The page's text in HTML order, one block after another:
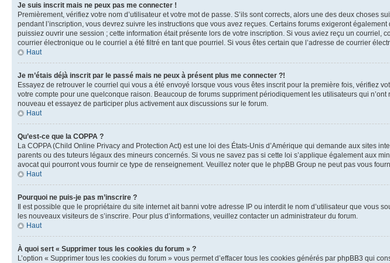
Je suis inscrit mais ne peux pas me connecter !
Premièrement, vérifiez votre nom d’utilisateur et votre mot de passe. S’ils sont corrects, alors une des deux
pendant l’inscription, vous devrez suivre les instructions que vous avez reçues. Certains forums exigeront
puissiez ouvrir une session ; cette information était présente lors de votre inscription. Si vous aviez reçu un
courrier électronique ou le courriel a été filtré en tant que pourriel. Si vous êtes certain que l’adresse de courrier
Haut
Je m’étais déjà inscrit par le passé mais ne peux à présent plus me connecter ?!
Essayez de retrouver le courriel qui vous a été envoyé lorsque vous vous êtes inscrit pour la première fois, vérifiez
votre compte pour une quelconque raison. Beaucoup de forums suppriment périodiquement les utilisateurs qui
nouveau et essayez de participer plus activement aux discussions sur le forum.
Haut
Qu’est-ce que la COPPA ?
La COPPA (Child Online Privacy and Protection Act) est une loi des États-Unis d’Amérique qui demande aux sites
parents ou des tuteurs légaux des mineurs concernés. Si vous ne savez pas si cette loi s’applique également aux
avocat qui pourront vous fournir ce type de renseignement. Veuillez noter que le phpBB Group ne peut pas vous
Haut
Pourquoi ne puis-je pas m’inscrire ?
Il est possible que le propriétaire du site internet ait banni votre adresse IP ou interdit le nom d’utilisateur que vous
les nouveaux visiteurs de s’inscrire. Pour plus d’informations, veuillez contacter un administrateur du forum.
Haut
À quoi sert « Supprimer tous les cookies du forum » ?
L’option « Supprimer tous les cookies du forum » vous permet d’effacer tous les cookies générés par phpBB3 qui